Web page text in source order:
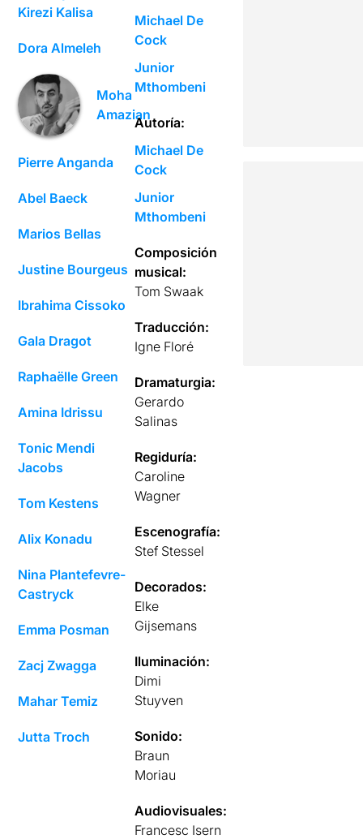
Kirezi Kalisa
Dora Almeleh
Moha
Amazian
Pierre Anganda
Abel Baeck
Marios Bellas
Justine Bourgeus
Ibrahima Cissoko
Gala Dragot
Raphaëlle Green
Amina Idrissu
Tonic Mendi
Jacobs
Tom Kestens
Alix Konadu
Nina Plantefevre-
Castryck
Emma Posman
Zacj Zwagga
Mahar Temiz
Jutta Troch
Michael De
Cock
Junior
Mthombeni
Autoría:
Michael De
Cock
Junior
Mthombeni
Composición
musical:
Tom Swaak
Traducción:
Igne Floré
Dramaturgia:
Gerardo
Salinas
Regiduría:
Caroline
Wagner
Escenografía:
Stef Stessel
Decorados:
Elke
Gijsemans
Iluminación:
Dimi
Stuyven
Sonido:
Braun
Moriau
Audiovisuales:
Francesc Isern